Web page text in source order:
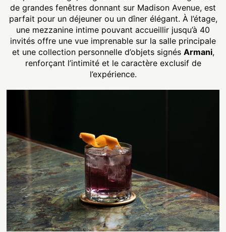
de grandes fenêtres donnant sur Madison Avenue, est
parfait pour un déjeuner ou un dîner élégant. À l’étage,
une mezzanine intime pouvant accueillir jusqu’à 40
invités offre une vue imprenable sur la salle principale
et une collection personnelle d’objets signés Armani,
renforçant l’intimité et le caractère exclusif de
l’expérience.